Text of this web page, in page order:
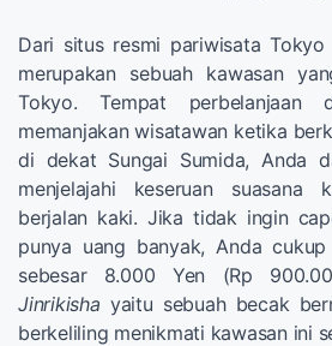
Dari situs resmi pariwisata Tokyo
merupakan sebuah kawasan
Tokyo. Tempat perbelanjaan
memanjakan wisatawan ketika
di dekat Sungai Sumida, Anda
menjelajahi keseruan suasana
berjalan kaki. Jika tidak ingin
punya uang banyak, Anda
sebesar 8.000 Yen (Rp
Jinrikisha yaitu sebuah becak
berkeliling menikmati kawasan ini